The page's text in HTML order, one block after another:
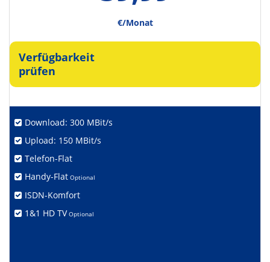
€/Monat
Verfügbarkeit
prüfen
Download: 300 MBit/s
Upload: 150 MBit/s
Telefon-Flat
Handy-Flat Optional
ISDN-Komfort
1&1 HD TV Optional